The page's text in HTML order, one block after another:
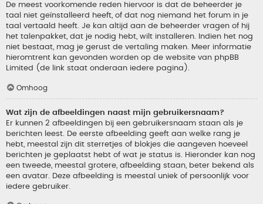
De meest voorkomende reden hiervoor is dat de beheerder je
taal niet geïnstalleerd heeft, of dat nog niemand het forum in je
taal vertaald heeft. Je kan altijd aan de beheerder vragen of hij
het talenpakket, dat je nodig hebt, wilt installeren. Indien het nog
niet bestaat, mag je gerust de vertaling maken. Meer informatie
hieromtrent kan gevonden worden op de website van phpBB
Limited (de link staat onderaan iedere pagina).
Omhoog
Wat zijn de afbeeldingen naast mijn gebruikersnaam?
Er kunnen 2 afbeeldingen bij een gebruikersnaam staan als je
berichten leest. De eerste afbeelding geeft aan welke rang je
hebt, meestal zijn dit sterretjes of blokjes die aangeven hoeveel
berichten je geplaatst hebt of wat je status is. Hieronder kan nog
een tweede, meestal grotere, afbeelding staan, beter bekend als
een avatar. Deze afbeelding is meestal uniek of persoonlijk voor
iedere gebruiker.